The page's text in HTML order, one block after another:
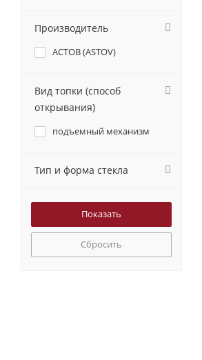
Производитель
АСТОВ (ASTOV)
Вид топки (способ
открывания)
подъемный механизм
Тип и форма стекла
Сбросить